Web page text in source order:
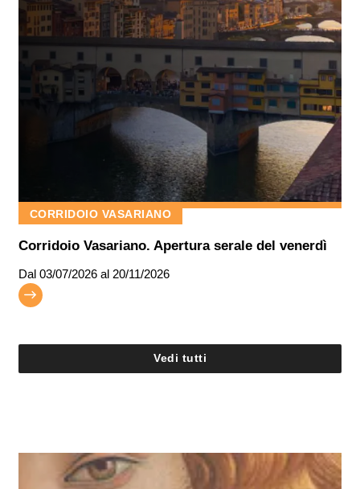
CORRIDOIO VASARIANO
Corridoio Vasariano. Apertura serale del venerdì
Dal 03/07/2026 al 20/11/2026
Vedi tutti